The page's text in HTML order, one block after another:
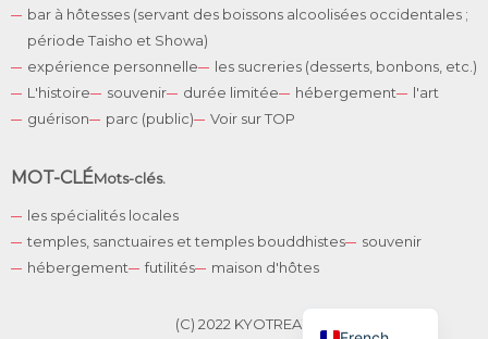
bar à hôtesses (servant des boissons alcoolisées occidentales ;
période Taisho et Showa)
expérience personnelle
les sucreries (desserts, bonbons, etc.)
L'histoire
souvenir durée limitée hébergement
l'art
guérison
parc (public) Voir sur TOP
MOT-CLÉMots-clés.
les spécialités locales
temples, sanctuaires et temples bouddhistes
souvenir
hébergement
futilités maison d'hôtes
(C) 2022 KYOTREAT.